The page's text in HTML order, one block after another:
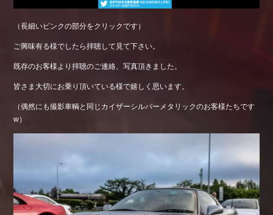
（長細いピンクの部分をクリックです）
ご興味有る様でしたら拝聴して見て下さい。
既存のお客様より拝聴のご連絡、写真頂きました。
皆さま大切にお乗り頂いている様で嬉しく思います。
（偶然にも撮影車輌と同じカイザーシルバーメタリックのお客様たちです
w）